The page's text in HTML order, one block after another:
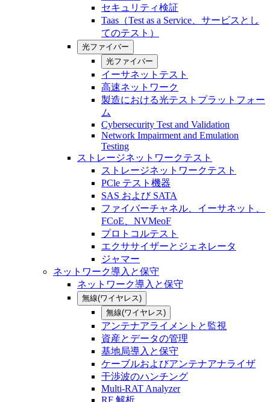
セキュリティ検証
Taas（Test as a Service、サービスとし
てのテスト）
光ファイバー
光ファイバー
イーサネットテスト
高速ネットワーク
製造における光テストプラットフォー
ム
Cybersecurity Test and Validation
Network Impairment and Emulation
Testing
ストレージネットワークテスト
ストレージネットワークテスト
PCle テスト機器
SAS および SATA
ファイバーチャネル、イーサネット、
FCoE、NVMeoF
プロトコルテスト
エクササイザーとジェネレータ
ジャマー
ネットワーク導入と保守
ネットワーク導入と保守
無線(ワイヤレス)
無線(ワイヤレス)
アンテナアライメントと監視
資産とデータの管理
基地局導入と保守
ケーブルおよびアンテナアナライザ
干渉波のハンチング
Multi-RAT Analyzer